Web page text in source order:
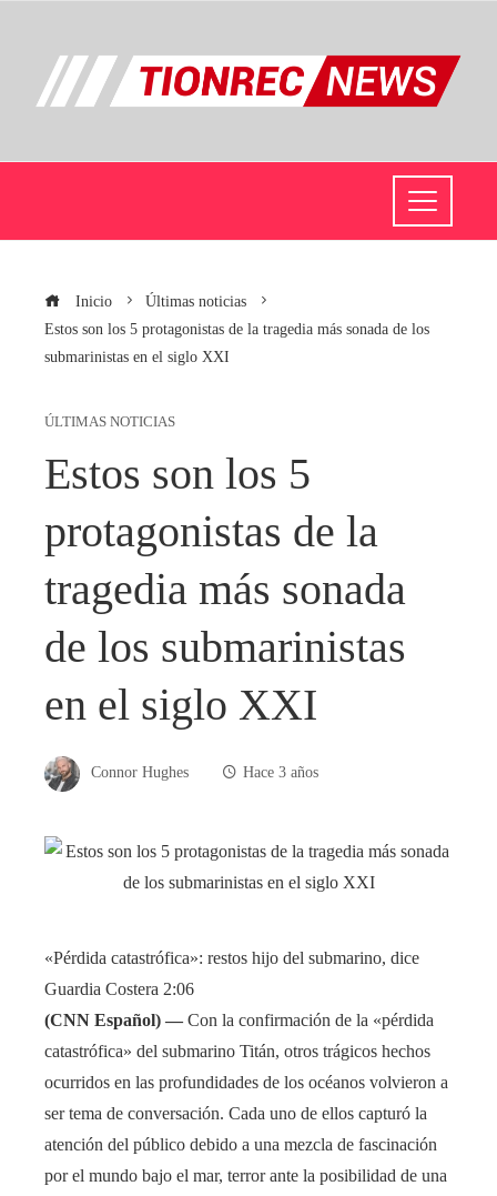
Inicio
Últimas noticias
Estos son los 5 protagonistas de la tragedia más sonada de los
submarinistas en el siglo XXI
ÚLTIMAS NOTICIAS
Estos son los 5
protagonistas de la
tragedia más sonada
de los submarinistas
en el siglo XXI
Connor Hughes Hace 3 años
«Pérdida catastrófica»: restos hijo del submarino, dice
Guardia Costera 2:06
(CNN Español) — Con la confirmación de la «pérdida
catastrófica» del submarino Titán, otros trágicos hechos
ocurridos en las profundidades de los océanos volvieron a
ser tema de conversación. Cada uno de ellos capturó la
atención del público debido a una mezcla de fascinación
por el mundo bajo el mar, terror ante la posibilidad de una